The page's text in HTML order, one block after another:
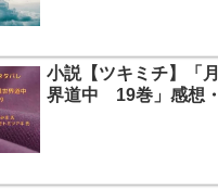
小説【ツキミチ】「
界道中 19巻」感想